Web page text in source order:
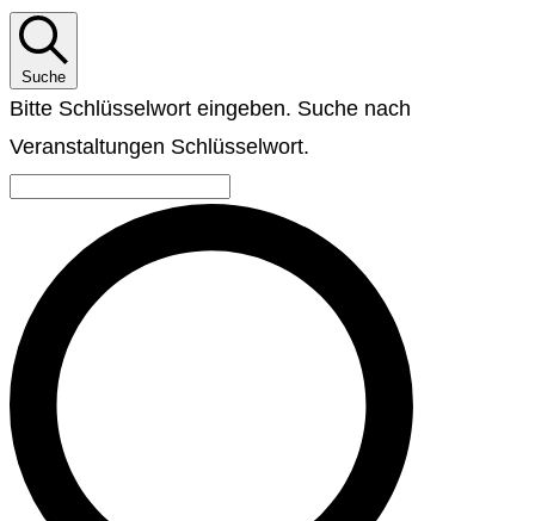
Suche
Bitte Schlüsselwort eingeben. Suche nach
Veranstaltungen Schlüsselwort.